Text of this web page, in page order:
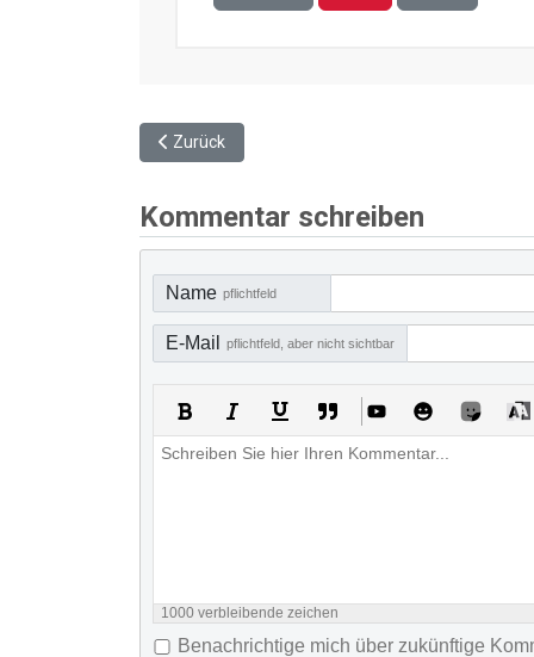
Vorheriger Beitrag: Projektgruppe lädt Bürger zur
Zurück
Kommentar schreiben
Name pflichtfeld
E-Mail pflichtfeld, aber nicht sichtbar
1000 verbleibende zeichen
Benachrichtige mich über zukünftige